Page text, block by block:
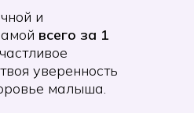
и
всего за 1
уверенность
малыша.